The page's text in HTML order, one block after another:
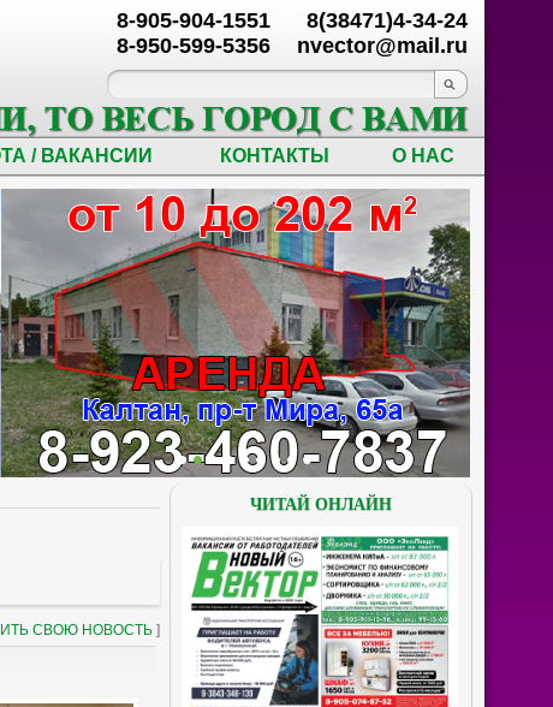
8(38471)4-34-24
nvector@mail.ru
8-905-904-1551
8-950-599-5356
/ ВАКАНСИИ КОНТАКТЫ О НАС
СВОЮ НОВОСТЬ ]
ЧИТАЙ ОНЛАЙН